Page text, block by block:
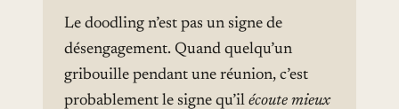
Le doodling n’est pas un signe de
désengagement. Quand quelqu’un
gribouille pendant une réunion, c’est
probablement le signe qu’il écoute mieux